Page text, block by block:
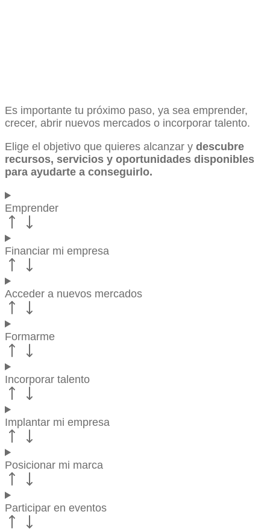
Es importante tu próximo paso, ya sea emprender,
crecer, abrir nuevos mercados o incorporar talento.
Elige el objetivo que quieres alcanzar y descubre
recursos, servicios y oportunidades disponibles
para ayudarte a conseguirlo.
Emprender
Financiar mi empresa
Acceder a nuevos mercados
Formarme
Incorporar talento
Implantar mi empresa
Posicionar mi marca
Participar en eventos